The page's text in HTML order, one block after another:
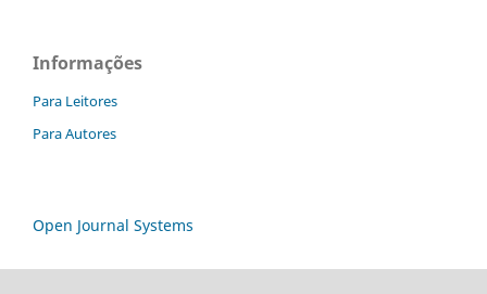
Informações
Para Leitores
Para Autores
Open Journal Systems